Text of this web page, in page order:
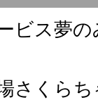
ビス夢
さくら